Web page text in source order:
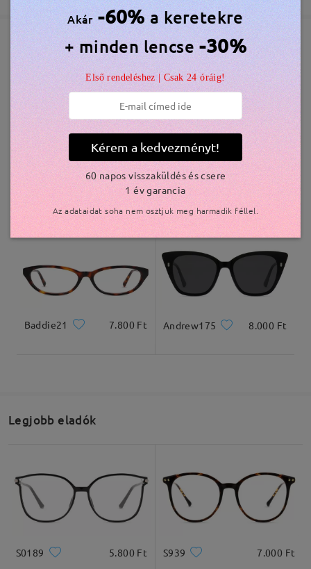
véleményt
Írjon egy véleményt
Elküldve
szállítási idő
5-7 munkanap
részletek
Kiszállítva
Hasonló keretek
W95237 5.200 Ft Crace21102 5.800 Ft
Baddie21 7.800 Ft Andrew175 8.000 Ft
Legjobb eladók
S0189 5.800 Ft S939 7.000 Ft
Akár -60% a keretekre
+ minden lencse -30%
Első rendeléshez | Csak 24 óráig!
Kérem a kedvezményt!
60 napos visszaküldés és csere
1 év garancia
Az adataidat soha nem osztjuk meg harmadik féllel.